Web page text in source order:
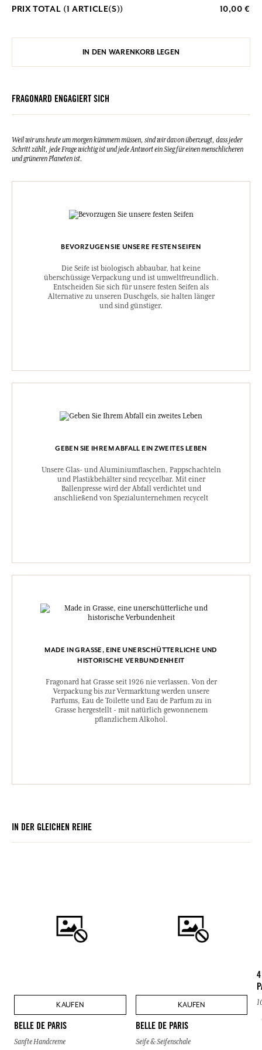
PRIX TOTAL (1 ARTICLE(S)) 10,00 €
IN DEN WARENKORB LEGEN
FRAGONARD ENGAGIERT SICH
Weil wir uns heute um morgen kümmern müssen, sind wir davon überzeugt, dass jeder
Schritt zählt, jede Frage wichtig ist und jede Antwort ein Sieg für einen menschlicheren
und grüneren Planeten ist.
BEVORZUGEN SIE UNSERE FESTEN SEIFEN
Die Seife ist biologisch abbaubar, hat keine
überschüssige Verpackung und ist umweltfreundlich.
Entscheiden Sie sich für unsere festen Seifen als
Alternative zu unseren Duschgels, sie halten länger
und sind günstiger.
GEBEN SIE IHREM ABFALL EIN ZWEITES LEBEN
Unsere Glas- und Aluminiumflaschen, Pappschachteln
und Plastikbehälter sind recycelbar. Mit einer
Ballenpresse wird der Abfall verdichtet und
anschließend von Spezialunternehmen recycelt
MADE IN GRASSE, EINE UNERSCHÜTTERLICHE UND
HISTORISCHE VERBUNDENHEIT
Fragonard hat Grasse seit 1926 nie verlassen. Von der
Verpackung bis zur Vermarktung werden unsere
Parfums, Eau de Toilette und Eau de Parfum zu in
Grasse hergestellt - mit natürlich gewonnenem
pflanzlichem Alkohol.
IN DER GLEICHEN REIHE
KAUFEN
BELLE DE PARIS
Sanfte Handcreme
KAUFEN
BELLE DE PARIS
Seife & Seifenschale
4